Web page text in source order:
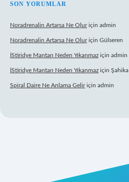
SON YORUMLAR
Noradrenalin Artarsa Ne Oluriçin admin
Noradrenalin Artarsa Ne Oluriçin Gülseren
İStiridye Mantarı Neden Yıkanmaz için admin
İStiridye Mantarı Neden Yıkanmaz için Şahika
Spiral Daire Ne Anlama Geliriçin admin